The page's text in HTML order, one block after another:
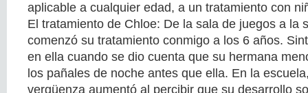
aplicable a cualquier edad, a un tratamiento con
El tratamiento de Chloe: De la sala de juegos a la
comenzó su tratamiento conmigo a los 6 años.
en ella cuando se dio cuenta que su hermana
los pañales de noche antes que ella. En la
vergüenza aumentó al percibir que su desarrollo